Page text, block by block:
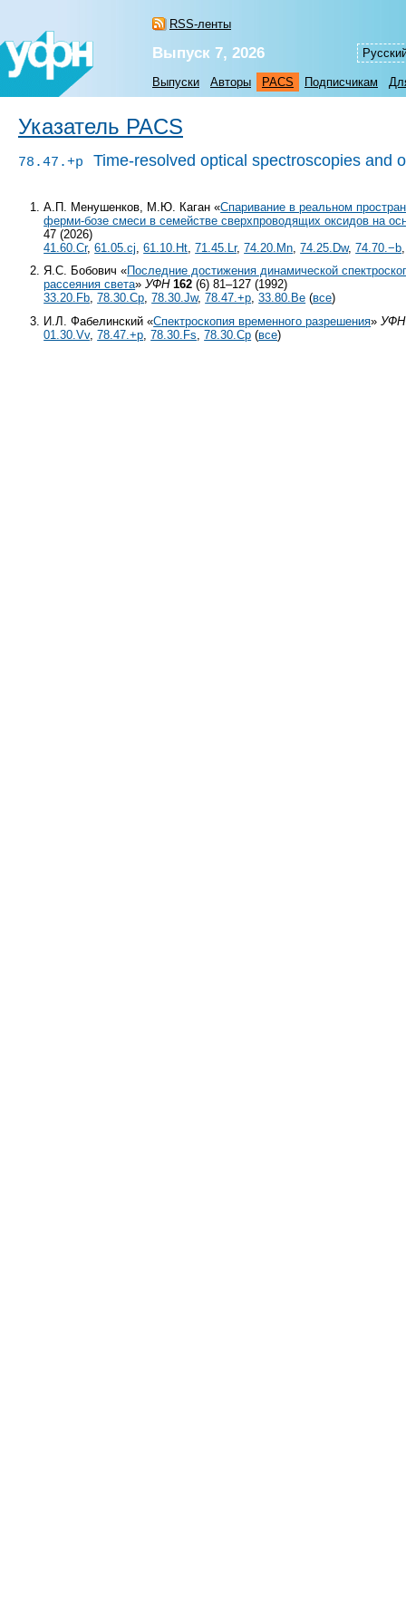
RSS-ленты
Выпуск 7, 2026
Выпуски Авторы PACS Подписчикам
Указатель PACS
78.47.+p Time-resolved optical spectroscopies and
А.П. Менушенков, М.Ю. Каган «Спаривание в реальном
ферми-бозе смеси в семействе сверхпроводящих оксидов на
47 (2026)
41.60.Cr,61.05.cj,61.10.Ht,71.45.Lr,74.20.Mn,74.25.Dw,74.70.−b
Я.С. Бобович «Последние достижения динамической
рассеяния света»УФН 162 (6) 81–127 (1992)
33.20.Fb,78.30.Cp,78.30.Jw,78.47.+p,33.80.Be (все)
И.Л. Фабелинский «Спектроскопия временного разрешения»УФН
01.30.Vv,78.47.+p ,78.30.Fs ,78.30.Cp (все)